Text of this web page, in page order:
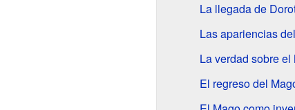
La llegada de
Las apariencias
La verdad sobre el
El regreso del